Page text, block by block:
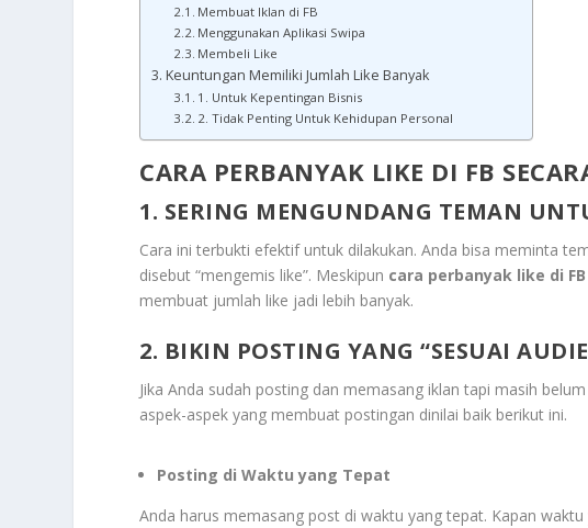
Membuat Iklan di FB
Menggunakan Aplikasi Swipa
Membeli Like
Keuntungan Memiliki Jumlah Like Banyak
1. Untuk Kepentingan Bisnis
2. Tidak Penting Untuk Kehidupan Personal
CARA PERBANYAK LIKE DI FB
1. SERING MENGUNDANG TEMAN
Cara ini terbukti efektif untuk dilakukan. Anda bisa meminta
disebut “mengemis like”. Meskipun cara perbanyak like di FB
membuat jumlah like jadi lebih banyak.
2. BIKIN POSTING YANG “SESUAI
Jika Anda sudah posting dan memasang iklan tapi masih
aspek-aspek yang membuat postingan dinilai baik berikut ini.
Posting di Waktu yang Tepat
Anda harus memasang post di waktu yang tepat. Kapan